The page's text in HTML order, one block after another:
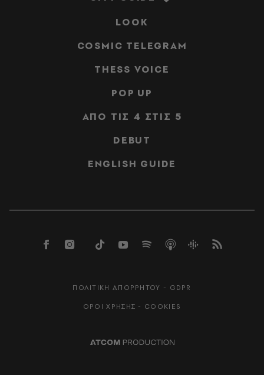
LOOK
COSMIC TELEGRAM
THESS VOICE
POP UP
ΑΠΟ ΤΙΣ 4 ΣΤΙΣ 5
DEBUT
ENGLISH GUIDE
ΠΟΛΙΤΙΚΗ ΑΠΟΡΡΗΤΟΥ - GDPR
ΟΡΟΙ ΧΡΗΣΗΣ - COOKIES